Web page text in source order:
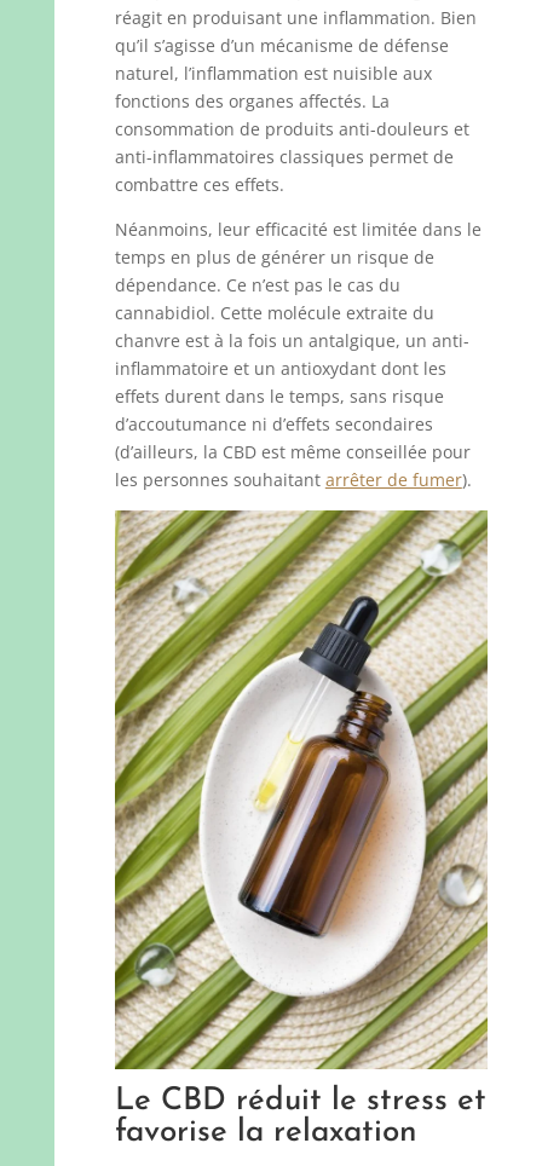
réagit en produisant une inflammation. Bien
qu’il s’agisse d’un mécanisme de défense
naturel, l’inflammation est nuisible aux
fonctions des organes affectés. La
consommation de produits anti-douleurs et
anti-inflammatoires classiques permet de
combattre ces effets.
Néanmoins, leur efficacité est limitée dans le
temps en plus de générer un risque de
dépendance. Ce n’est pas le cas du
cannabidiol. Cette molécule extraite du
chanvre est à la fois un antalgique, un anti-
inflammatoire et un antioxydant dont les
effets durent dans le temps, sans risque
d’accoutumance ni d’effets secondaires
(d’ailleurs, la CBD est même conseillée pour
les personnes souhaitant arrêter de fumer).
Le CBD réduit le stress et
favorise la relaxation